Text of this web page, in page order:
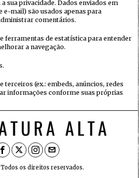
sua privacidade. Dados enviados em
mail) são usados apenas para
comentários.
ferramentas de estatística para entender
a navegação.
terceiros (ex.: embeds, anúncios, redes
informações conforme suas próprias
os direitos reservados.